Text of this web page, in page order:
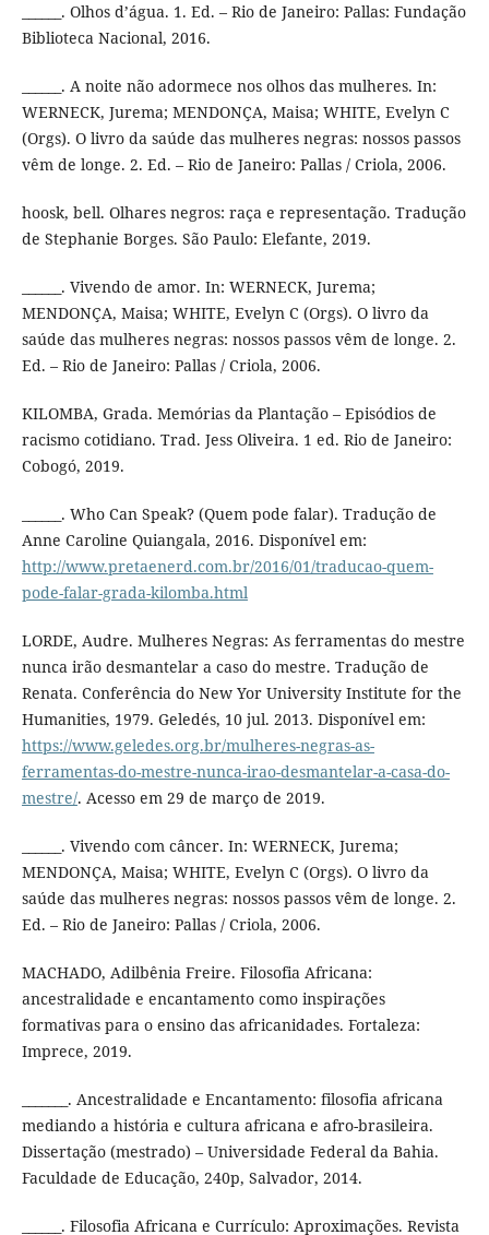
______. Olhos d’água. 1. Ed. – Rio de Janeiro: Pallas: Fundação
Biblioteca Nacional, 2016.
______. A noite não adormece nos olhos das mulheres. In:
WERNECK, Jurema; MENDONÇA, Maisa; WHITE, Evelyn C
(Orgs). O livro da saúde das mulheres negras: nossos passos
vêm de longe. 2. Ed. – Rio de Janeiro: Pallas / Criola, 2006.
hoosk, bell. Olhares negros: raça e representação. Tradução
de Stephanie Borges. São Paulo: Elefante, 2019.
______. Vivendo de amor. In: WERNECK, Jurema;
MENDONÇA, Maisa; WHITE, Evelyn C (Orgs). O livro da
saúde das mulheres negras: nossos passos vêm de longe. 2.
Ed. – Rio de Janeiro: Pallas / Criola, 2006.
KILOMBA, Grada. Memórias da Plantação – Episódios de
racismo cotidiano. Trad. Jess Oliveira. 1 ed. Rio de Janeiro:
Cobogó, 2019.
______. Who Can Speak? (Quem pode falar). Tradução de
Anne Caroline Quiangala, 2016. Disponível em:
http://www.pretaenerd.com.br/2016/01/traducao-quem-
pode-falar-grada-kilomba.html
LORDE, Audre. Mulheres Negras: As ferramentas do mestre
nunca irão desmantelar a caso do mestre. Tradução de
Renata. Conferência do New Yor University Institute for the
Humanities, 1979. Geledés, 10 jul. 2013. Disponível em:
https://www.geledes.org.br/mulheres-negras-as-
ferramentas-do-mestre-nunca-irao-desmantelar-a-casa-do-
mestre/. Acesso em 29 de março de 2019.
______. Vivendo com câncer. In: WERNECK, Jurema;
MENDONÇA, Maisa; WHITE, Evelyn C (Orgs). O livro da
saúde das mulheres negras: nossos passos vêm de longe. 2.
Ed. – Rio de Janeiro: Pallas / Criola, 2006.
MACHADO, Adilbênia Freire. Filosofia Africana:
ancestralidade e encantamento como inspirações
formativas para o ensino das africanidades. Fortaleza:
Imprece, 2019.
_______. Ancestralidade e Encantamento: filosofia africana
mediando a história e cultura africana e afro-brasileira.
Dissertação (mestrado) – Universidade Federal da Bahia.
Faculdade de Educação, 240p, Salvador, 2014.
______. Filosofia Africana e Currículo: Aproximações. Revista